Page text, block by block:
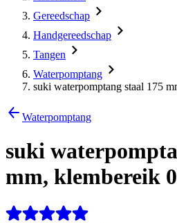
Gereedschap
Handgereedschap
Tangen
Waterpomptang
suki waterpomptang staal 175
Waterpomptang
suki
mm, klembereik